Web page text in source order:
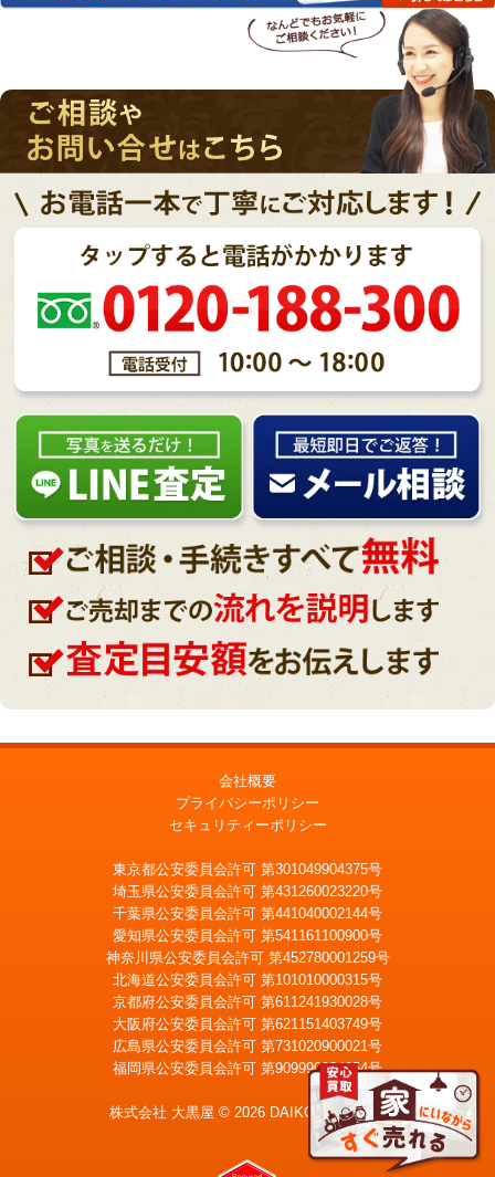
LINE査定 メール査定
宅配買取を申込む
会社概要
プライバシーポリシー
セキュリティーポリシー
東京都公安委員会許可 第301049904375号
埼玉県公安委員会許可 第431260023220号
千葉県公安委員会許可 第441040002144号
愛知県公安委員会許可 第541161100900号
神奈川県公安委員会許可 第452780001259号
北海道公安委員会許可 第101010000315号
京都府公安委員会許可 第611241930028号
大阪府公安委員会許可 第621151403749号
広島県公安委員会許可 第731020900021号
福岡県公安委員会許可 第909990034054号
株式会社 大黒屋 © 2026 DAIKOKUYA, Inc.